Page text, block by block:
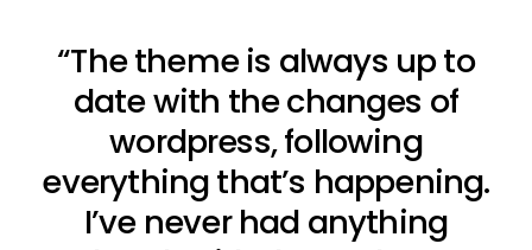
“The theme is always up to
date with the changes of
wordpress, following
everything that’s happening.
I’ve never had anything